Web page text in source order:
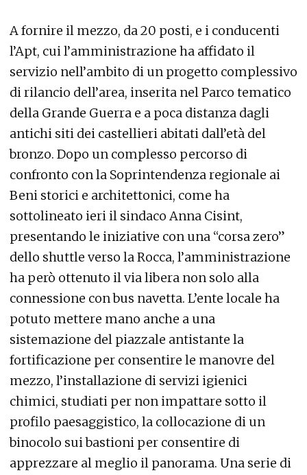
A fornire il mezzo, da 20 posti, e i conducenti
l’Apt, cui l’amministrazione ha affidato il
servizio nell’ambito di un progetto complessivo
di rilancio dell’area, inserita nel Parco tematico
della Grande Guerra e a poca distanza dagli
antichi siti dei castellieri abitati dall’età del
bronzo. Dopo un complesso percorso di
confronto con la Soprintendenza regionale ai
Beni storici e architettonici, come ha
sottolineato ieri il sindaco Anna Cisint,
presentando le iniziative con una “corsa zero”
dello shuttle verso la Rocca, l’amministrazione
ha però ottenuto il via libera non solo alla
connessione con bus navetta. L’ente locale ha
potuto mettere mano anche a una
sistemazione del piazzale antistante la
fortificazione per consentire le manovre del
mezzo, l’installazione di servizi igienici
chimici, studiati per non impattare sotto il
profilo paesaggistico, la collocazione di un
binocolo sui bastioni per consentire di
apprezzare al meglio il panorama. Una serie di